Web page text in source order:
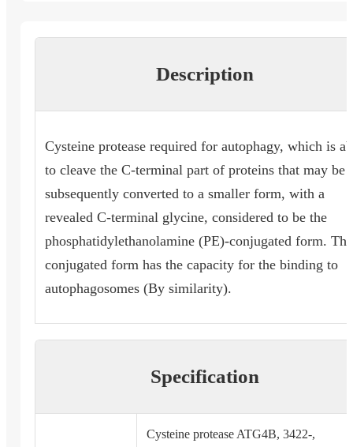
Description
Cysteine protease required for autophagy, which is
to cleave the C-terminal part of proteins that may be
subsequently converted to a smaller form, with a
revealed C-terminal glycine, considered to be the
phosphatidylethanolamine (PE)-conjugated form.
conjugated form has the capacity for the binding to
autophagosomes (By similarity).
Specification
Cysteine protease ATG4B, 3422-,